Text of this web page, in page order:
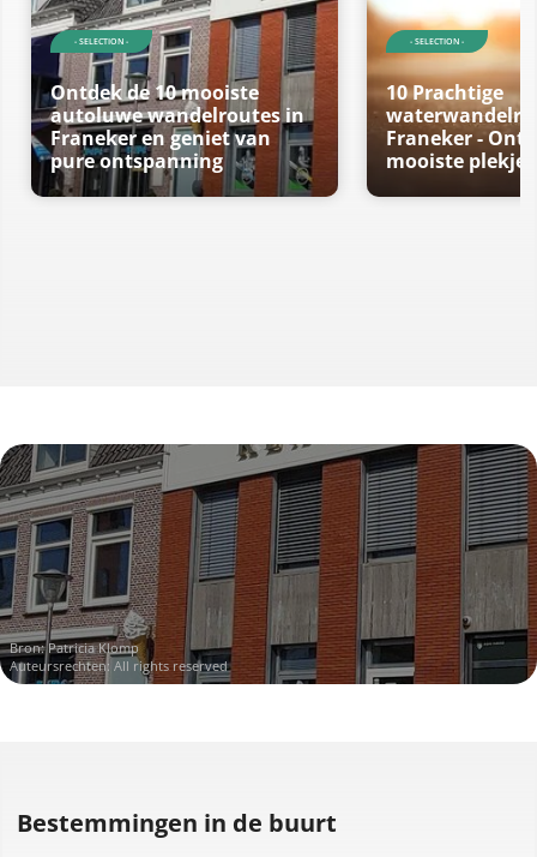
- SELECTION -
Ontdek de 10 mooiste
autoluwe wandelroutes in
Franeker en geniet van
pure ontspanning
- SELECTION -
10 Prachtige
Franeker -
mooiste plekjes
Bron: Patricia Klomp
Auteursrechten: All rights reserved
Bestemmingen in de buurt